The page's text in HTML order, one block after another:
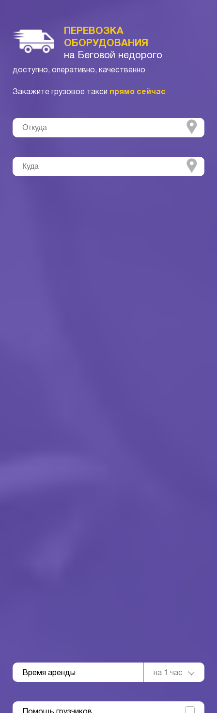
ПЕРЕВОЗКА
ОБОРУДОВАНИЯ
на Беговой недорого
доступно, оперативно, качественно
Закажите грузовое такси прямо сейчас
Время аренды на 1 час